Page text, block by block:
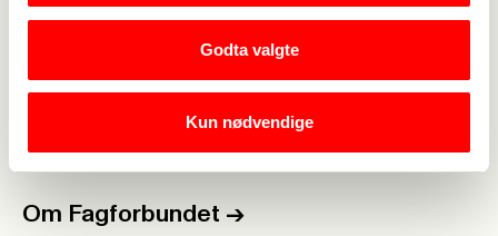
Godta valgte
Kun nødvendige
Lønn og tariff ->
->
Om Fagforbundet ->